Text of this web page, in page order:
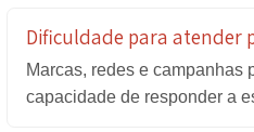
Que problemas